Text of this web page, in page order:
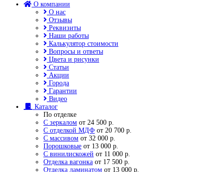
О компании
О нас
Отзывы
Реквизиты
Наши работы
Калькулятор стоимости
Вопросы и ответы
Цвета и рисунки
Статьи
Акции
Города
Гарантии
Видео
Каталог
По отделке
С зеркалом от 24 500 р.
С отделкой МДФ от 20 700 р.
С массивом от 32 000 р.
Порошковые от 13 000 р.
С винилискожей от 11 000 р.
Отделка вагонка от 17 500 р.
Отделка ламинатом от 13 000 р.